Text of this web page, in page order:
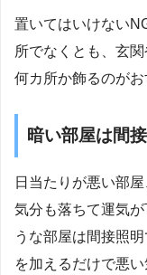
置いてはいけない
所でなくとも、玄
何カ所か飾るのがお
暗い部屋は間
日当たりが悪い部
気分も落ちて運気
うな部屋は間接照
を加えるだけで悪